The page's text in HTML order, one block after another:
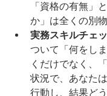
「資格の有無」
か」は全くの別物
実務スキルチェ
ついて「何をし
くだけでなく、
状況で、あなた
行動し、結果ど